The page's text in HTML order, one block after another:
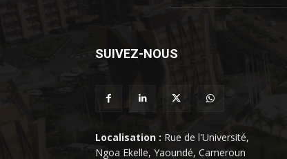
SUIVEZ-NOUS
Localisation : Rue de l'Université,
Ngoa Ekelle, Yaoundé, Cameroun